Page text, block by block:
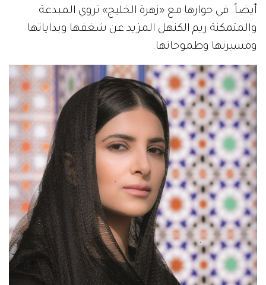
أيضاً. في حوارها مع «زهرة الخليج» تروي المبدعة
والمتمكنة ريم الكنهل المزيد عن شغفها وبداياتها
ومسيرتها وطموحاتها.